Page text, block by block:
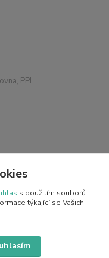
PPL
s použitím souborů
týkající se Vašich